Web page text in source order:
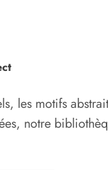
les motifs
notre